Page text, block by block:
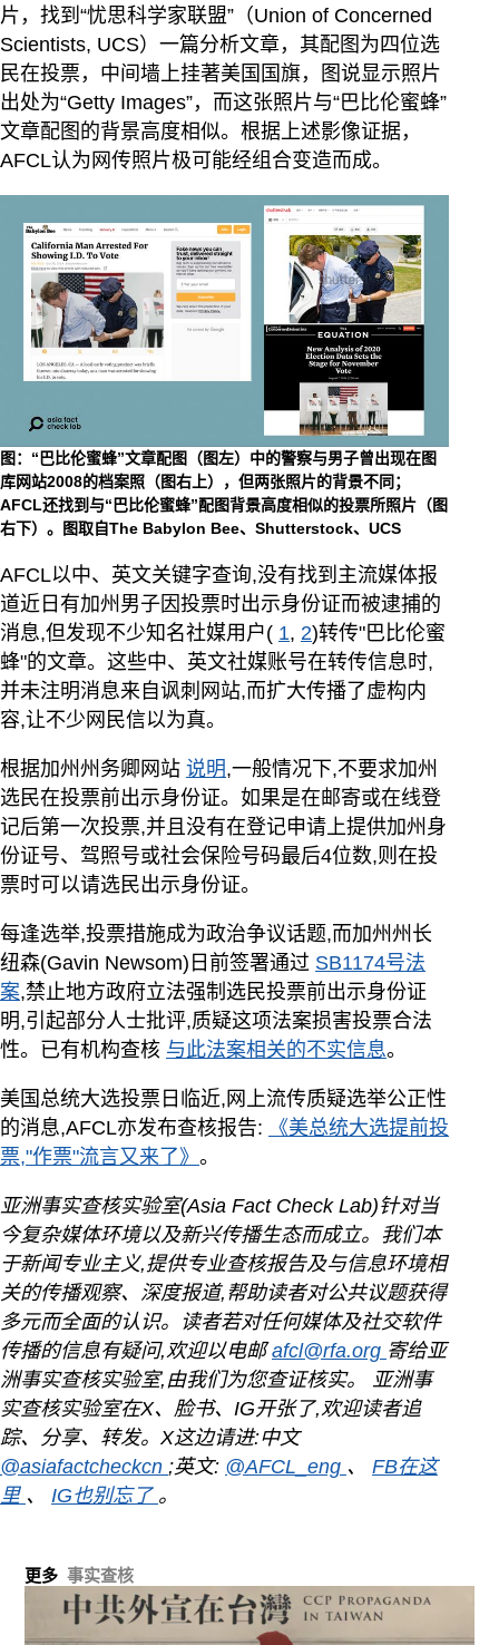
片，找到“忧思科学家联盟”（Union of Concerned
Scientists, UCS）一篇分析文章，其配图为四位选
民在投票，中间墙上挂著美国国旗，图说显示照片
出处为“Getty Images”，而这张照片与“巴比伦蜜蜂”
文章配图的背景高度相似。根据上述影像证据，
AFCL认为网传照片极可能经组合变造而成。
图：“巴比伦蜜蜂”文章配图（图左）中的警察与男子曾出现在图
库网站2008的档案照（图右上），但两张照片的背景不同；
AFCL还找到与“巴比伦蜜蜂”配图背景高度相似的投票所照片（图
右下）。图取自The Babylon Bee、Shutterstock、UCS
AFCL以中、英文关键字查询,没有找到主流媒体报
道近日有加州男子因投票时出示身份证而被逮捕的
消息,但发现不少知名社媒用户( 1, 2)转传"巴比伦蜜
蜂"的文章。这些中、英文社媒账号在转传信息时,
并未注明消息来自讽刺网站,而扩大传播了虚构内
容,让不少网民信以为真。
根据加州州务卿网站 说明,一般情况下,不要求加州
选民在投票前出示身份证。如果是在邮寄或在线登
记后第一次投票,并且没有在登记申请上提供加州身
份证号、驾照号或社会保险号码最后4位数,则在投
票时可以请选民出示身份证。
每逢选举,投票措施成为政治争议话题,而加州州长
纽森(Gavin Newsom)日前签署通过 SB1174号法
案,禁止地方政府立法强制选民投票前出示身份证
明,引起部分人士批评,质疑这项法案损害投票合法
性。已有机构查核 与此法案相关的不实信息。
美国总统大选投票日临近,网上流传质疑选举公正性
的消息,AFCL亦发布查核报告:
《美总统大选提前投
票,"作票"流言又来了》 。
亚洲事实查核实验室(Asia Fact Check Lab)针对当
今复杂媒体环境以及新兴传播生态而成立。我们本
于新闻专业主义,提供专业查核报告及与信息环境相
关的传播观察、深度报道,帮助读者对公共议题获得
多元而全面的认识。读者若对任何媒体及社交软件
传播的信息有疑问,欢迎以电邮 afcl@rfa.org 寄给亚
洲事实查核实验室,由我们为您查证核实。
亚洲事
实查核实验室在X、脸书、IG开张了,欢迎读者追
踪、分享、转发。X这边请进:中文
@asiafactcheckcn ;英文: @AFCL_eng 、
FB在这
里 、 IG也别忘了 。
更多 事实查核